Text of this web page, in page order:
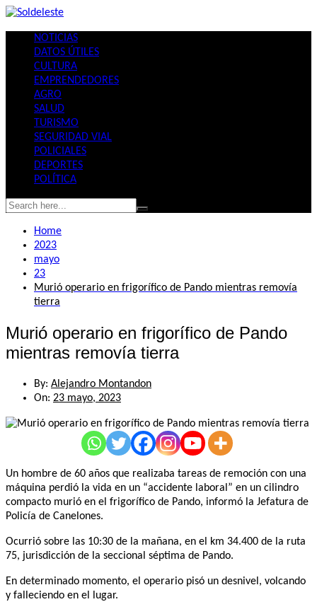
Skip
contentNOTICIAS
DATOS ÚTILES
CULTURA
EMPRENDEDORES
AGRO
SALUD
TURISMO
SEGURIDAD VIAL
POLICIALES
DEPORTES
POLÍTICA
Home
2023
mayo
23
Murió operario en frigorífico de Pando mientras removía
tierra
Murió operario en frigorífico de Pando
mientras removía tierra
By: Alejandro Montandon
On: 23 mayo, 2023
Un hombre de 60 años que realizaba tareas de remoción con una
máquina perdió la vida en un “accidente laboral” en un cilindro
compacto murió en el frigorífico de Pando, informó la Jefatura de
Policía de Canelones.
Ocurrió sobre las 10:30 de la mañana, en el km 34.400 de la ruta
75, jurisdicción de la seccional séptima de Pando.
En determinado momento, el operario pisó un desnivel, volcando
y falleciendo en el lugar.